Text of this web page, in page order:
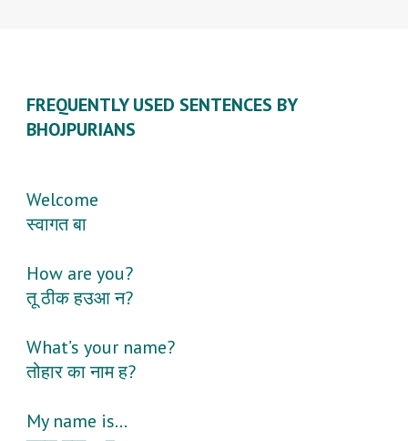
FREQUENTLY USED SENTENCES BY
BHOJPURIANS
Welcome
स्वागत बा
How are you?
तू ठीक हउआ न?
What’s your name?
तोहार का नाम ह?
My name is…